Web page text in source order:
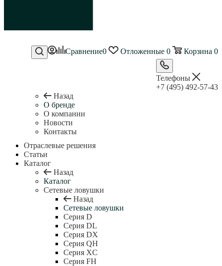
Сравнение0 Отложенные 0 Корзина 0
Телефоны
+7 (495) 492-57-43
Назад
О бренде
О компании
Новости
Контакты
Отраслевые решения
Статьи
Каталог
Назад
Каталог
Сетевые ловушки
Назад
Сетевые ловушки
Серия D
Серия DL
Серия DX
Серия QH
Серия XC
Серия FH